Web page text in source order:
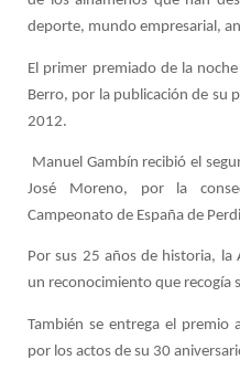
deporte, mundo empresarial,
El primer premiado de la
Berro, por la publicación de su
2012.
Manuel Gambín recibió el
José Moreno, por la
Campeonato de España de
Por sus 25 años de historia, la
un reconocimiento que recogía
También se entrega el premio
por los actos de su 30